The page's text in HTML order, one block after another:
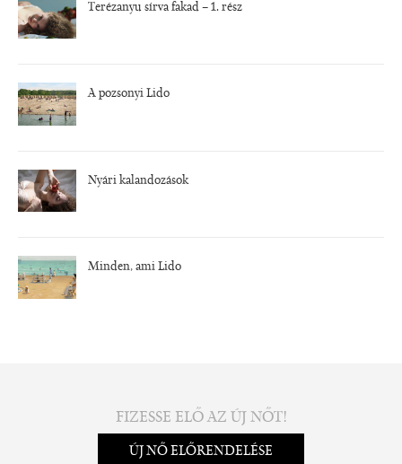
Terézanyu sírva fakad – 1. rész
A pozsonyi Lido
Nyári kalandozások
Minden, ami Lido
FIZESSE ELŐ AZ ÚJ NŐT!
ÚJ NŐ ELŐRENDELÉSE